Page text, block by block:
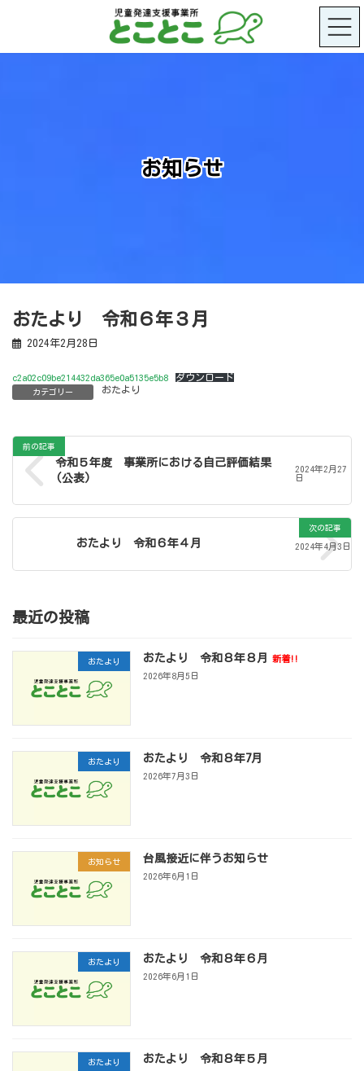
ツ
シ
お知らせ
おたより 令和６年３月
2024年2月28日
c2a02c09be214432da365e0a5135e5b8 ダウンロード
カテゴリー おたより
前の記事
令和５年度 事業所における自己評価結果
(公表)
2024年2月27
日
次の記事
おたより 令和６年４月 2024年4月3日
最近の投稿
おたより おたより 令和８年８月
新着!!
2026年8月5日
おたより おたより 令和８年7月
2026年7月3日
お知らせ 台風接近に伴うお知らせ
2026年6月1日
おたより おたより 令和８年６月
2026年6月1日
おたより おたより 令和８年５月